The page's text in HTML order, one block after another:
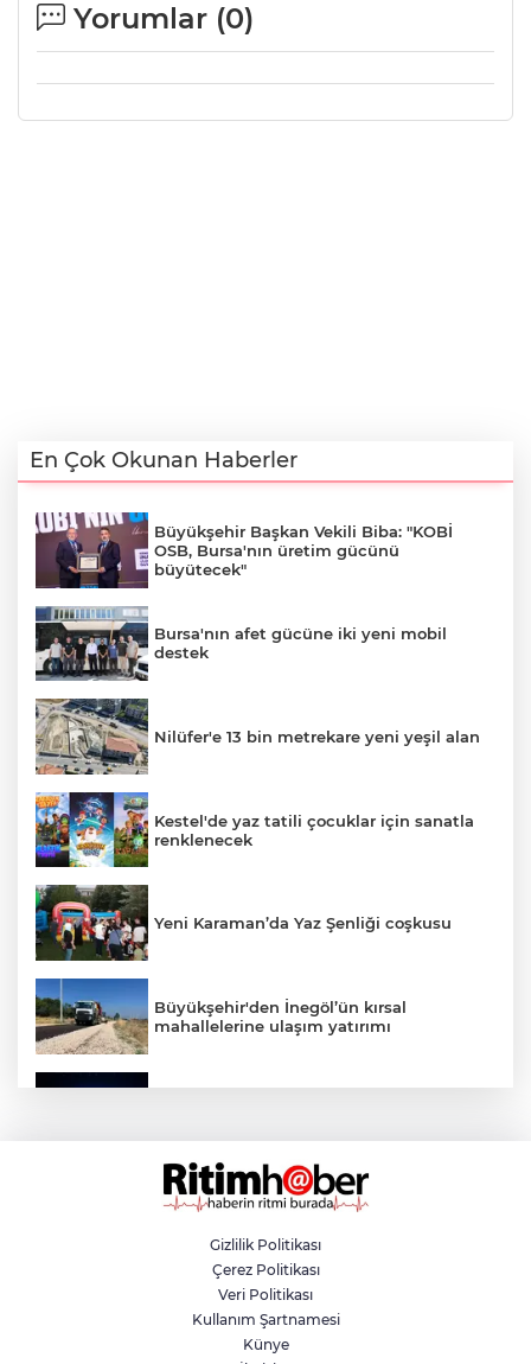
Yorumlar (0)
En Çok Okunan Haberler
Büyükşehir Başkan Vekili Biba: "KOBİ
OSB, Bursa'nın üretim gücünü
büyütecek"
Bursa'nın afet gücüne iki yeni mobil
destek
Nilüfer'e 13 bin metrekare yeni yeşil alan
Kestel'de yaz tatili çocuklar için sanatla
renklenecek
Yeni Karaman’da Yaz Şenliği coşkusu
Büyükşehir'den İnegöl’ün kırsal
mahallelerine ulaşım yatırımı
Aslı Hünel’den Bursa Festivali’nde
unutulmaz gece
Osmangazi Belediyesi istihdama köprü
olmayı sürdürüyor
Gizlilik Politikası
Çerez Politikası
Veri Politikası
Kullanım Şartnamesi
Künye